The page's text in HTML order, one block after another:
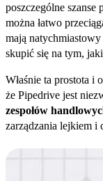
poszczególne szanse
można łatwo
mają
skupić się na tym,
Właśnie ta prostota i
że Pipedrive jest
zespołów
zarządzania lejkiem i